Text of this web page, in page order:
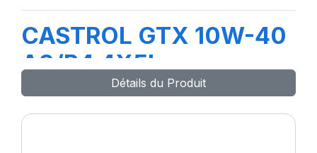
CASTROL GTX 10W-40
A3/B4 4X5L
Détails du Produit